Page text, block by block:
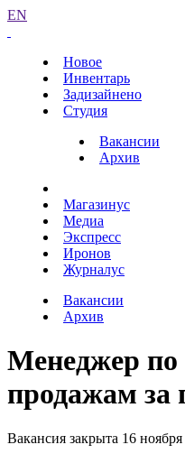
EN
Новое
Инвентарь
Задизайнено
Студия
Вакансии
Архив
Магазинус
Медиа
Экспресс
Иронов
Журналус
Вакансии
Архив
Менеджер
продажам за
Вакансия закрыта 16 ноября